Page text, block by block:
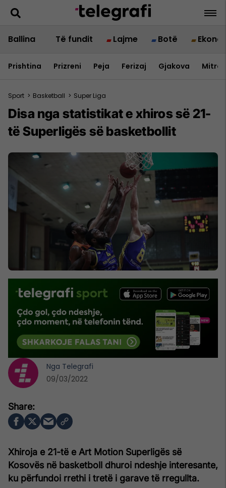
Ballina Të fundit Lajme Botë
Prishtina Prizreni Peja Ferizaj Gjakova
Sport > Basketball > Super Liga
Disa nga statistikat e xhiros së 21-
të Superligës së basketbollit
Xhiroja e 21-të e Art Motion Superligës së
Kosovës në basketboll dhuroi ndeshje interesante,
ku përfundoi rrethi i tretë i garave të rregullta.
Nga Telegrafi
09/03/2022